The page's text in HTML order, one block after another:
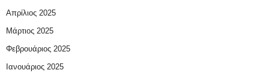
Απρίλιος 2025
Μάρτιος 2025
Φεβρουάριος 2025
Ιανουάριος 2025